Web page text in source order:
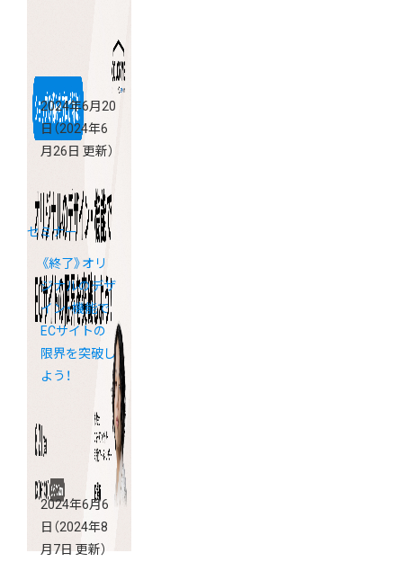
2024年6月20
日 （2024年6
月26日 更新）
セミナー
《終了》オリ
ジナルのデザ
イン・機能で
ECサイトの
限界を突破し
よう！
2024年6月6
日 （2024年8
月7日 更新）